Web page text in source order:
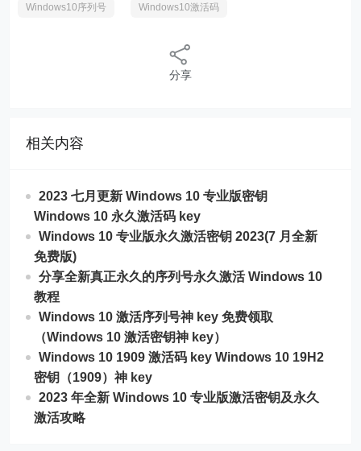
Windows10序列号 Windows10激活码
分享
相关内容
2023 七月更新 Windows 10 专业版密钥
Windows 10 永久激活码 key
Windows 10 专业版永久激活密钥 2023(7 月全新
免费版)
分享全新真正永久的序列号永久激活 Windows 10
教程
Windows 10 激活序列号神 key 免费领取
（Windows 10 激活密钥神 key）
Windows 10 1909 激活码 key Windows 10 19H2
密钥（1909）神 key
2023 年全新 Windows 10 专业版激活密钥及永久
激活攻略